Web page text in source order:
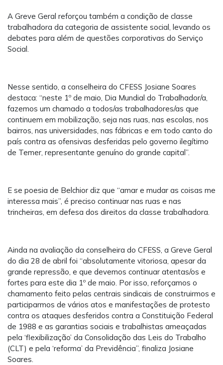
A Greve Geral reforçou também a condição de classe
trabalhadora da categoria de assistente social, levando os
debates para além de questões corporativas do Serviço
Social.
Nesse sentido, a conselheira do CFESS Josiane Soares
destaca: “neste 1º de maio, Dia Mundial do Trabalhador/a,
fazemos um chamado a todos/as trabalhadores/as que
continuem em mobilização, seja nas ruas, nas escolas, nos
bairros, nas universidades, nas fábricas e em todo canto do
país contra as ofensivas desferidas pelo governo ilegítimo
de Temer, representante genuíno do grande capital”.
E se poesia de Belchior diz que “amar e mudar as coisas me
interessa mais”, é preciso continuar nas ruas e nas
trincheiras, em defesa dos direitos da classe trabalhadora.
Ainda na avaliação da conselheira do CFESS, a Greve Geral
do dia 28 de abril foi “absolutamente vitoriosa, apesar da
grande repressão, e que devemos continuar atentas/os e
fortes para este dia 1º de maio. Por isso, reforçamos o
chamamento feito pelas centrais sindicais de construirmos e
participarmos de vários atos e manifestações de protesto
contra os ataques desferidos contra a Constituição Federal
de 1988 e as garantias sociais e trabalhistas ameaçadas
pela ‘flexibilização’ da Consolidação das Leis do Trabalho
(CLT) e pela ‘reforma’ da Previdência”, finaliza Josiane
Soares.